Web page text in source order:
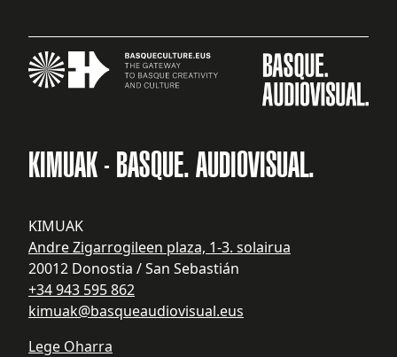
KIMUAK - BASQUE. AUDIOVISUAL.
KIMUAK
Andre Zigarrogileen plaza, 1-3. solairua
20012 Donostia / San Sebastián
+34 943 595 862
kimuak@basqueaudiovisual.eus
Lege Oharra